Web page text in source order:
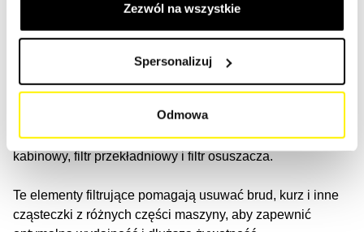
Zezwól na wszystkie
Spersonalizuj
Odmowa
Nasza oferta filtrów do maszyn
Maszyna budowlana może mieć różne rodzaje systemów
filtracyjnych, takie jak: filtr powietrza, filtr hydrauliczny, filtr
chłodziwa, filtr oleju, filtr paliwa, filtr niebieski, filtr
kabinowy, filtr przekładniowy i filtr osuszacza.
Te elementy filtrujące pomagają usuwać brud, kurz i inne
cząsteczki z różnych części maszyny, aby zapewnić